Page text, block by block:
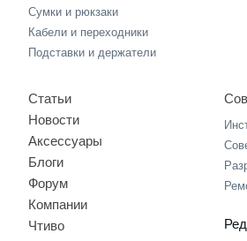
Сумки и рюкзаки
Кабели и переходники
Подставки и держатели
Статьи
Новости
Аксессуары
Блоги
Форум
Компании
Чтиво